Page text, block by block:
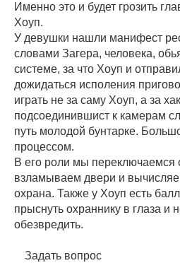
Именно это и будет грозить
Хоуп.
У девушки нашли манифест
словами Загера, человека,
системе, за что Хоуп и
дожидаться исполения
играть не за саму Хоуп, а за
подсоединившист к камерам
путь молодой бунтарке.
процессом.
В его роли мы переключаемся
взламываем двери и
охрана. Также у Хоуп есть
прыснуть охраннику в глаза и
обезвредить.
Задать вопрос